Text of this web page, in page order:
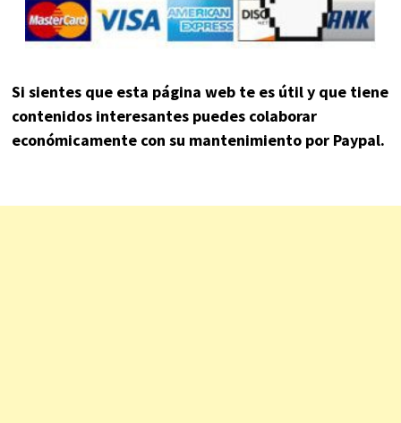
Si sientes que esta página web te es útil y que tiene
contenidos interesantes puedes colaborar
económicamente con su mantenimiento por Paypal.